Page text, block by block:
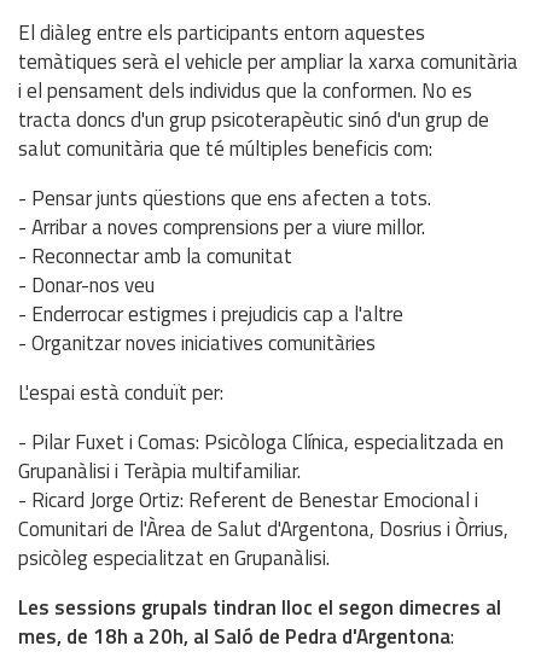
El diàleg entre els participants entorn aquestes
temàtiques serà el vehicle per ampliar la xarxa comunitària
i el pensament dels individus que la conformen. No es
tracta doncs d'un grup psicoterapèutic sinó d'un grup de
salut comunitària que té múltiples beneficis com:
- Pensar junts qüestions que ens afecten a tots.
- Arribar a noves comprensions per a viure millor.
- Reconnectar amb la comunitat
- Donar-nos veu
- Enderrocar estigmes i prejudicis cap a l'altre
- Organitzar noves iniciatives comunitàries
L'espai està conduït per:
- Pilar Fuxet i Comas: Psicòloga Clínica, especialitzada en
Grupanàlisi i Teràpia multifamiliar.
- Ricard Jorge Ortiz: Referent de Benestar Emocional i
Comunitari de l'Àrea de Salut d'Argentona, Dosrius i Òrrius,
psicòleg especialitzat en Grupanàlisi.
Les sessions grupals tindran lloc el segon dimecres al
mes, de 18h a 20h, al Saló de Pedra d'Argentona: